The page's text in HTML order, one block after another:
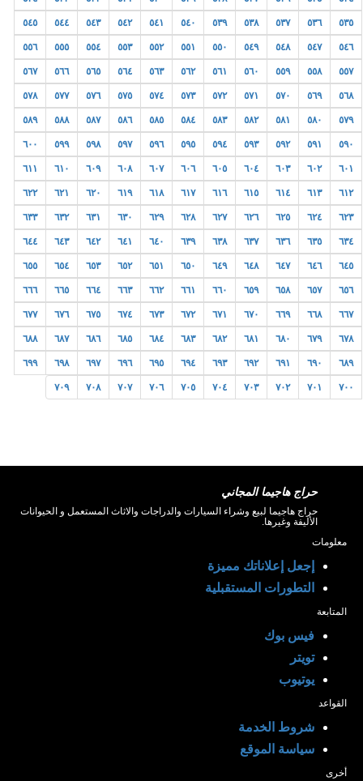
٥٣٥ ٥٣٦ ٥٣٧ ٥٣٨ ٥٣٩ ٥٤٠ ٥٤١ ٥٤٢ ٥٤٣ ٥٤٤ ٥٤٥
٥٤٦ ٥٤٧ ٥٤٨ ٥٤٩ ٥٥٠ ٥٥١ ٥٥٢ ٥٥٣ ٥٥٤ ٥٥٥ ٥٥٦
٥٥٧ ٥٥٨ ٥٥٩ ٥٦٠ ٥٦١ ٥٦٢ ٥٦٣ ٥٦٤ ٥٦٥ ٥٦٦ ٥٦٧
٥٦٨ ٥٦٩ ٥٧٠ ٥٧١ ٥٧٢ ٥٧٣ ٥٧٤ ٥٧٥ ٥٧٦ ٥٧٧ ٥٧٨
٥٧٩ ٥٨٠ ٥٨١ ٥٨٢ ٥٨٣ ٥٨٤ ٥٨٥ ٥٨٦ ٥٨٧ ٥٨٨ ٥٨٩
٥٩٠ ٥٩١ ٥٩٢ ٥٩٣ ٥٩٤ ٥٩٥ ٥٩٦ ٥٩٧ ٥٩٨ ٥٩٩ ٦٠٠
٦٠١ ٦٠٢ ٦٠٣ ٦٠٤ ٦٠٥ ٦٠٦ ٦٠٧ ٦٠٨ ٦٠٩ ٦١٠ ٦١١
٦١٢ ٦١٣ ٦١٤ ٦١٥ ٦١٦ ٦١٧ ٦١٨ ٦١٩ ٦٢٠ ٦٢١ ٦٢٢
٦٢٣ ٦٢٤ ٦٢٥ ٦٢٦ ٦٢٧ ٦٢٨ ٦٢٩ ٦٣٠ ٦٣١ ٦٣٢ ٦٣٣
٦٣٤ ٦٣٥ ٦٣٦ ٦٣٧ ٦٣٨ ٦٣٩ ٦٤٠ ٦٤١ ٦٤٢ ٦٤٣ ٦٤٤
٦٤٥ ٦٤٦ ٦٤٧ ٦٤٨ ٦٤٩ ٦٥٠ ٦٥١ ٦٥٢ ٦٥٣ ٦٥٤ ٦٥٥
٦٥٦ ٦٥٧ ٦٥٨ ٦٥٩ ٦٦٠ ٦٦١ ٦٦٢ ٦٦٣ ٦٦٤ ٦٦٥ ٦٦٦
٦٦٧ ٦٦٨ ٦٦٩ ٦٧٠ ٦٧١ ٦٧٢ ٦٧٣ ٦٧٤ ٦٧٥ ٦٧٦ ٦٧٧
٦٧٨ ٦٧٩ ٦٨٠ ٦٨١ ٦٨٢ ٦٨٣ ٦٨٤ ٦٨٥ ٦٨٦ ٦٨٧ ٦٨٨
٦٨٩ ٦٩٠ ٦٩١ ٦٩٢ ٦٩٣ ٦٩٤ ٦٩٥ ٦٩٦ ٦٩٧ ٦٩٨ ٦٩٩
٧٠٠ ٧٠١ ٧٠٢ ٧٠٣ ٧٠٤ ٧٠٥ ٧٠٦ ٧٠٧ ٧٠٨ ٧٠٩
حراج هاجيما المجاني
حراج هاجيما لبيع وشراء السيارات والدراجات والاثاث المستعمل و الحيوانات
الأليفة وغيرها.
معلومات
إجعل إعلاناتك مميزة
التطورات المستقبلية
المتابعة
فيس بوك
تويتر
يوتيوب
القواعد
شروط الخدمة
سياسة الموقع
أخرى